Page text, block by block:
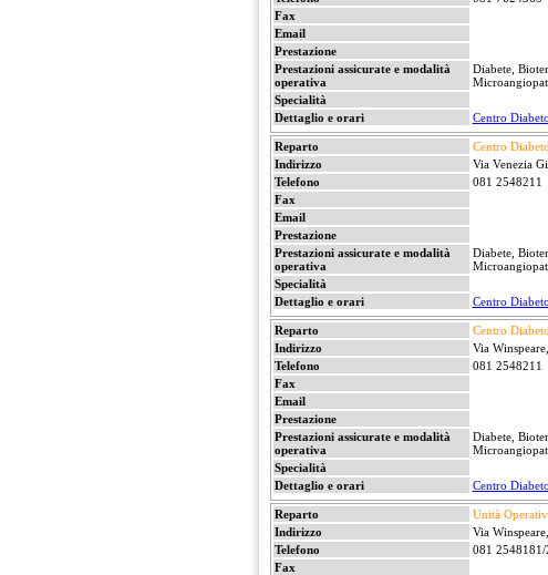
Fax
Email
Prestazione
Prestazioni assicurate e modalità
operativa
Diabete,
Specialità
Dettaglio e orari
Centro
Reparto
Centro
Indirizzo
Via Venezia
Telefono
081 2548211
Fax
Email
Prestazione
Prestazioni assicurate e modalità
operativa
Diabete,
Specialità
Dettaglio e orari
Centro
Reparto
Centro
Indirizzo
Via
Telefono
081 2548211
Fax
Email
Prestazione
Prestazioni assicurate e modalità
operativa
Diabete,
Specialità
Dettaglio e orari
Centro
Reparto
Unità
Indirizzo
Via
Telefono
081
Fax